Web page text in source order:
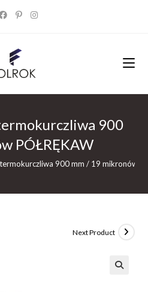
900
PÓŁRĘKAW
900 mm / 19 mikronów
Next Product